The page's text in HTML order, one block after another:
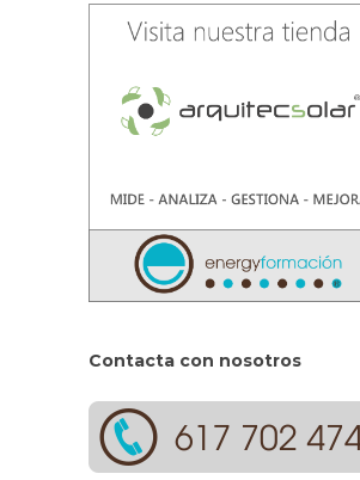
Contacta con nosotros